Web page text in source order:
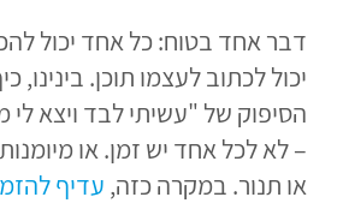
דבר אחד בטוח: כל אחד יכול
יכול לכתוב לעצמו תוכן. בינינו,
הסיפוק של "עשיתי לבד ויצא לי
– לא לכל אחד יש זמן. או
או תנור. במקרה כזה, עדיף